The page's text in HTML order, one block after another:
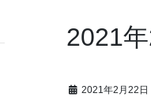
2021年
2021年2月22日